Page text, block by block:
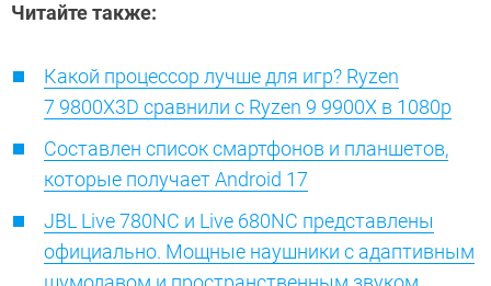
Читайте также:
Какой процессор лучше для игр? Ryzen
7 9800X3D сравнили с Ryzen 9 9900X в 1080p
Составлен список смартфонов и планшетов,
которые получает Android 17
JBL Live 780NC и Live 680NC представлены
официально. Мощные наушники с адаптивным